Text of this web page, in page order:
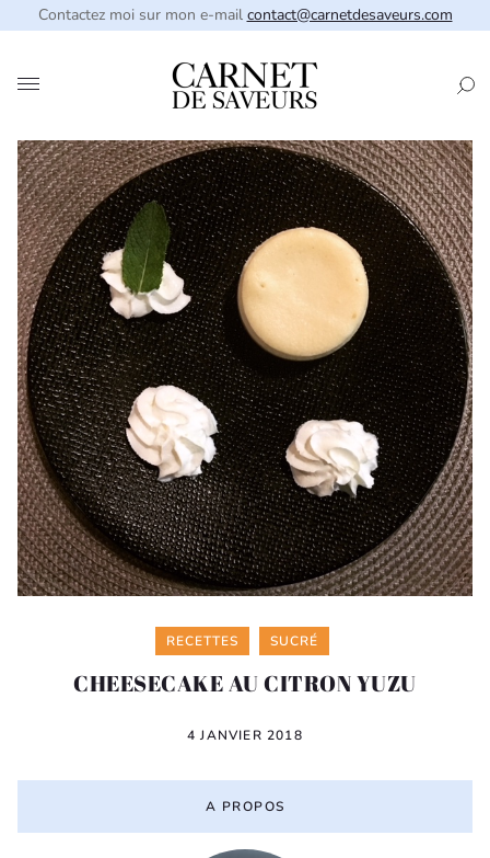
Contactez moi sur mon e-mail contact@carnetdesaveurs.com
Categories
RECETTES SUCRÉ
CHEESECAKE AU CITRON YUZU
4 JANVIER 2018
A PROPOS